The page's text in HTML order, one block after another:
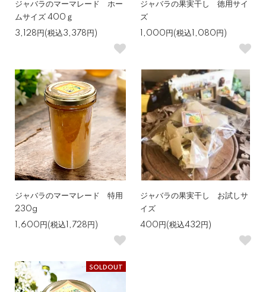
ジャバラのマーマレード ホー
ムサイズ 400ｇ
3,128円(税込3,378円)
ジャバラの果実干し 徳用サイ
ズ
1,000円(税込1,080円)
ジャバラのマーマレード 特用
230g
1,600円(税込1,728円)
ジャバラの果実干し お試しサ
イズ
400円(税込432円)
SOLDOUT